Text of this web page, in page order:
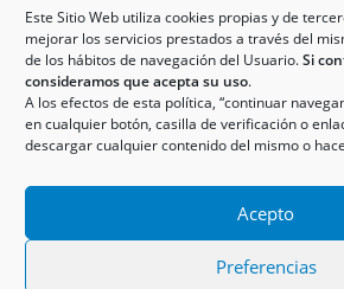
Este Sitio Web utiliza cookies propias y de
mejorar los servicios prestados a través del
de los hábitos de navegación del Usuario.Si
consideramos que acepta su uso.
A los efectos de esta política, “continuar
en cualquier botón, casilla de verificación o
descargar cualquier contenido del mismo o
Acepto
Preferencias
Copyright © 2025ZAL Port
Accessibilitat
Avís Legal
Política de Privadesa